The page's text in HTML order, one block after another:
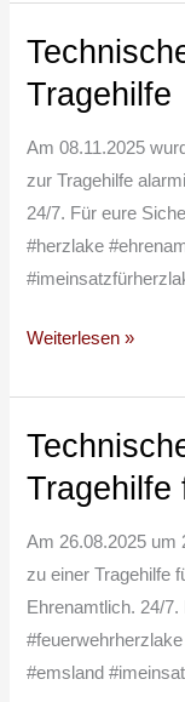
Tragehilfe
Am 08.11.2025
zur Tragehilfe
24/7. Für eure
#herzlake
Technische
[H1] –
Tragehilfe
Weiterlesen »
Tragehilfe
Am 26.08.2025 um
zu einer Tragehilfe
Ehrenamtlich. 24/
#emsland
Technische
[H1Y]
–
Tragehilfe
für
Rettungsdienst